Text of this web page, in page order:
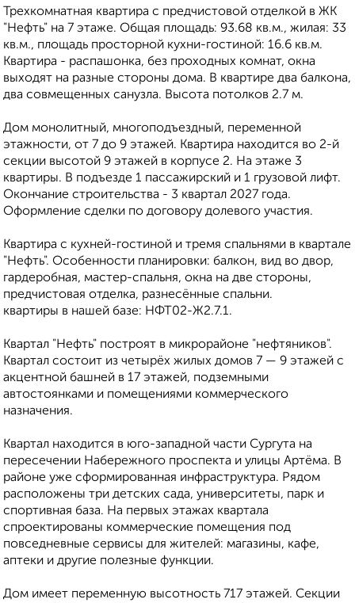
Трехкомнатная квартира с предчистовой отделкой в ЖК
"Нефть" на 7 этаже. Общая площадь: 93.68 кв.м., жилая: 33
кв.м., площадь просторной кухни-гостиной: 16.6 кв.м.
Квартира - распашонка, без проходных комнат, окна
выходят на paзные стороны дома. В квартире два балкона,
два совмещенных санузла. Высота потолков 2.7 м.
Дом монолитный, многоподъездный, переменной
этажности, от 7 до 9 этажей. Квартира находится во 2-й
секции высотой 9 этажей в корпусе 2. На этаже 3
квартиры. В подъезде 1 пассажирский и 1 грузовой лифт.
Окончание строительства - 3 квартал 2027 года.
Оформление сделки по договору долевого участия.
Квартира с кухней-гостиной и тремя спальнями в квартале
"Нефть". Особенности планировки: балкон, вид во двор,
гардеробная, мастер-спальня, окна на две стороны,
предчистовая отделка, разнесённые спальни.
квартиры в нашей базе: НФТ02-Ж2.7.1.
Квартал "Нефть" построят в микрорайоне "нефтяников".
Квартал состоит из четырёх жилых домов 7 — 9 этажей с
акцентной башней в 17 этажей, подземными
автостоянками и помещениями коммерческого
назначения.
Квартал находится в юго-западной части Сургута на
пересечении Набережного проспекта и улицы Артёма. В
районе уже сформированная инфраструктура. Рядом
расположены три детских сада, университеты, парк и
спортивная база. На первых этажах квартала
спроектированы коммерческие помещения под
повседневные сервисы для жителей: магазины, кафе,
аптеки и другие полезные функции.
Дом имеет переменную высотность 717 этажей. Секции